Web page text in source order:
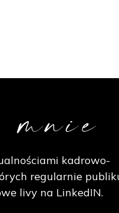
kadrowo-
regularnie
livy na LinkedIN.